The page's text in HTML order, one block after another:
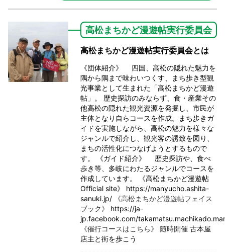
高松まちかど漫遊帖実行委員会
高松まちかど漫遊帖実行委員会とは
《団体紹介》 四国、高松の隠れた魅力を
隅から隅まで味わいつくす、まち歩き型観
光事業として生まれた「高松まちかど漫遊
帖」。 歴史探訪のみならず、食・産業その
他高松の隠れた観光資源を発掘し、市民が
主体となり自らコースを作成。まち歩きガ
イドを実施しながら、高松の魅力を様々な
ジャンルで紹介し、観光客の誘致を図り、
まちの活性化につなげようとするもので
す。 《ガイド紹介》 歴史探訪や、食べ
歩き等、多岐にわたるジャンルでコースを
作成しています。 《高松まちかど漫遊帖
Official site》 https://manyucho.ashita-
sanuki.jp/ 《高松まちかど漫遊帖フェイス
ブック》 https://ja-
jp.facebook.com/
《催行コースはこちら》 随時開催 古本屋
店主と街を歩こう